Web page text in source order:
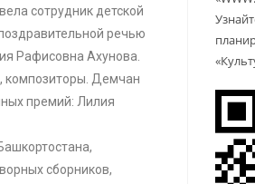
сотрудник детской
речью
Рафисовна Ахунова.
композиторы. Демчан
премий: Лилия
сборников,